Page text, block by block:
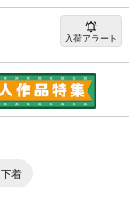
入荷アラート
下着